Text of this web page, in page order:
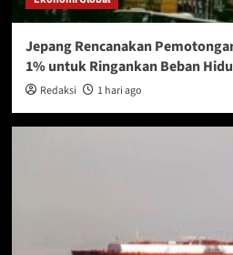
Jepang Rencanakan
1% untuk Ringankan Beban
Redaksi 1 hari ago